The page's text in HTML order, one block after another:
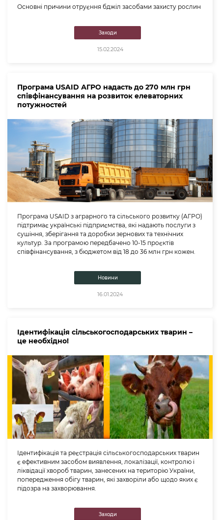
Основні причини отруєння бджіл засобами захисту рослин
Заходи
15.02.2024
Програма USAID АГРО надасть до 270 млн грн
співфінансування на розвиток елеваторних
потужностей
Програма USAID з аграрного та сільського розвитку (АГРО)
підтримає українські підприємства, які надають послуги з
сушіння, зберігання та доробки зернових та технічних
культур. За програмою передбачено 10-15 проєктів
співфінансування, з бюджетом від 18 до 36 млн грн кожен.
Новини
16.01.2024
Ідентифікація сільськогосподарських тварин –
це необхідно!
Ідентифікація та реєстрація сільськогосподарських тварин
є ефективним засобом виявлення, локалізації, контролю і
ліквідації хвороб тварин, занесених на територію України,
попередження обігу тварин, які захворіли або щодо яких є
підозра на захворювання.
Заходи